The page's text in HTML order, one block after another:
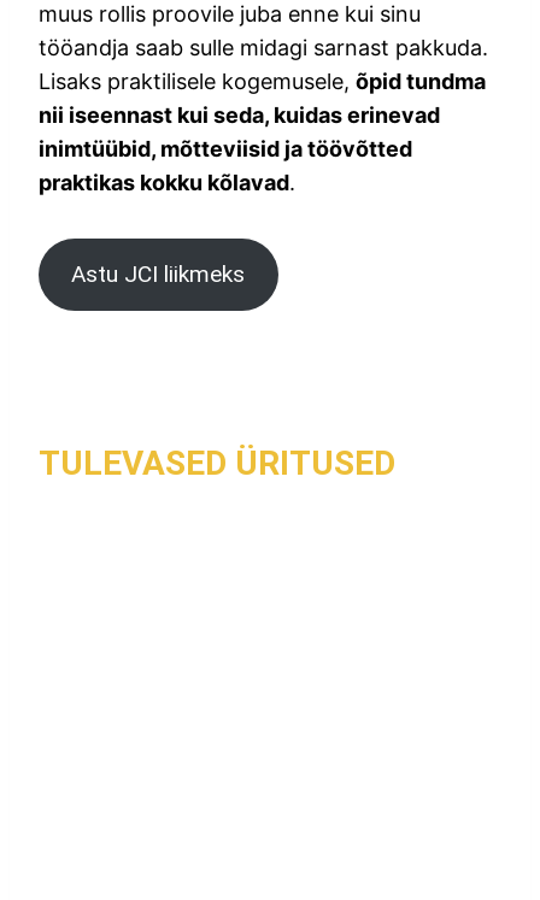
muus rollis proovile juba enne kui sinu
tööandja saab sulle midagi sarnast pakkuda.
Lisaks praktilisele kogemusele, õpid tundma
nii iseennast kui seda, kuidas erinevad
inimtüübid, mõtteviisid ja töövõtted
praktikas kokku kõlavad.
Astu JCI liikmeks
TULEVASED ÜRITUSED